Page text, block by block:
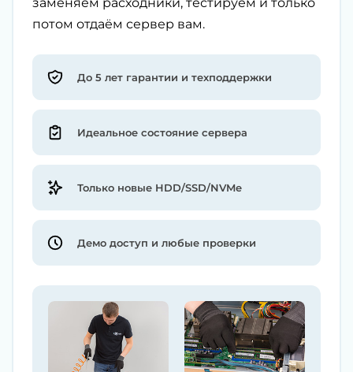
потом отдаём сервер вам.
До 5 лет гарантии и техподдержки
Идеальное состояние сервера
Только новые HDD/SSD/NVMe
Демо доступ и любые проверки